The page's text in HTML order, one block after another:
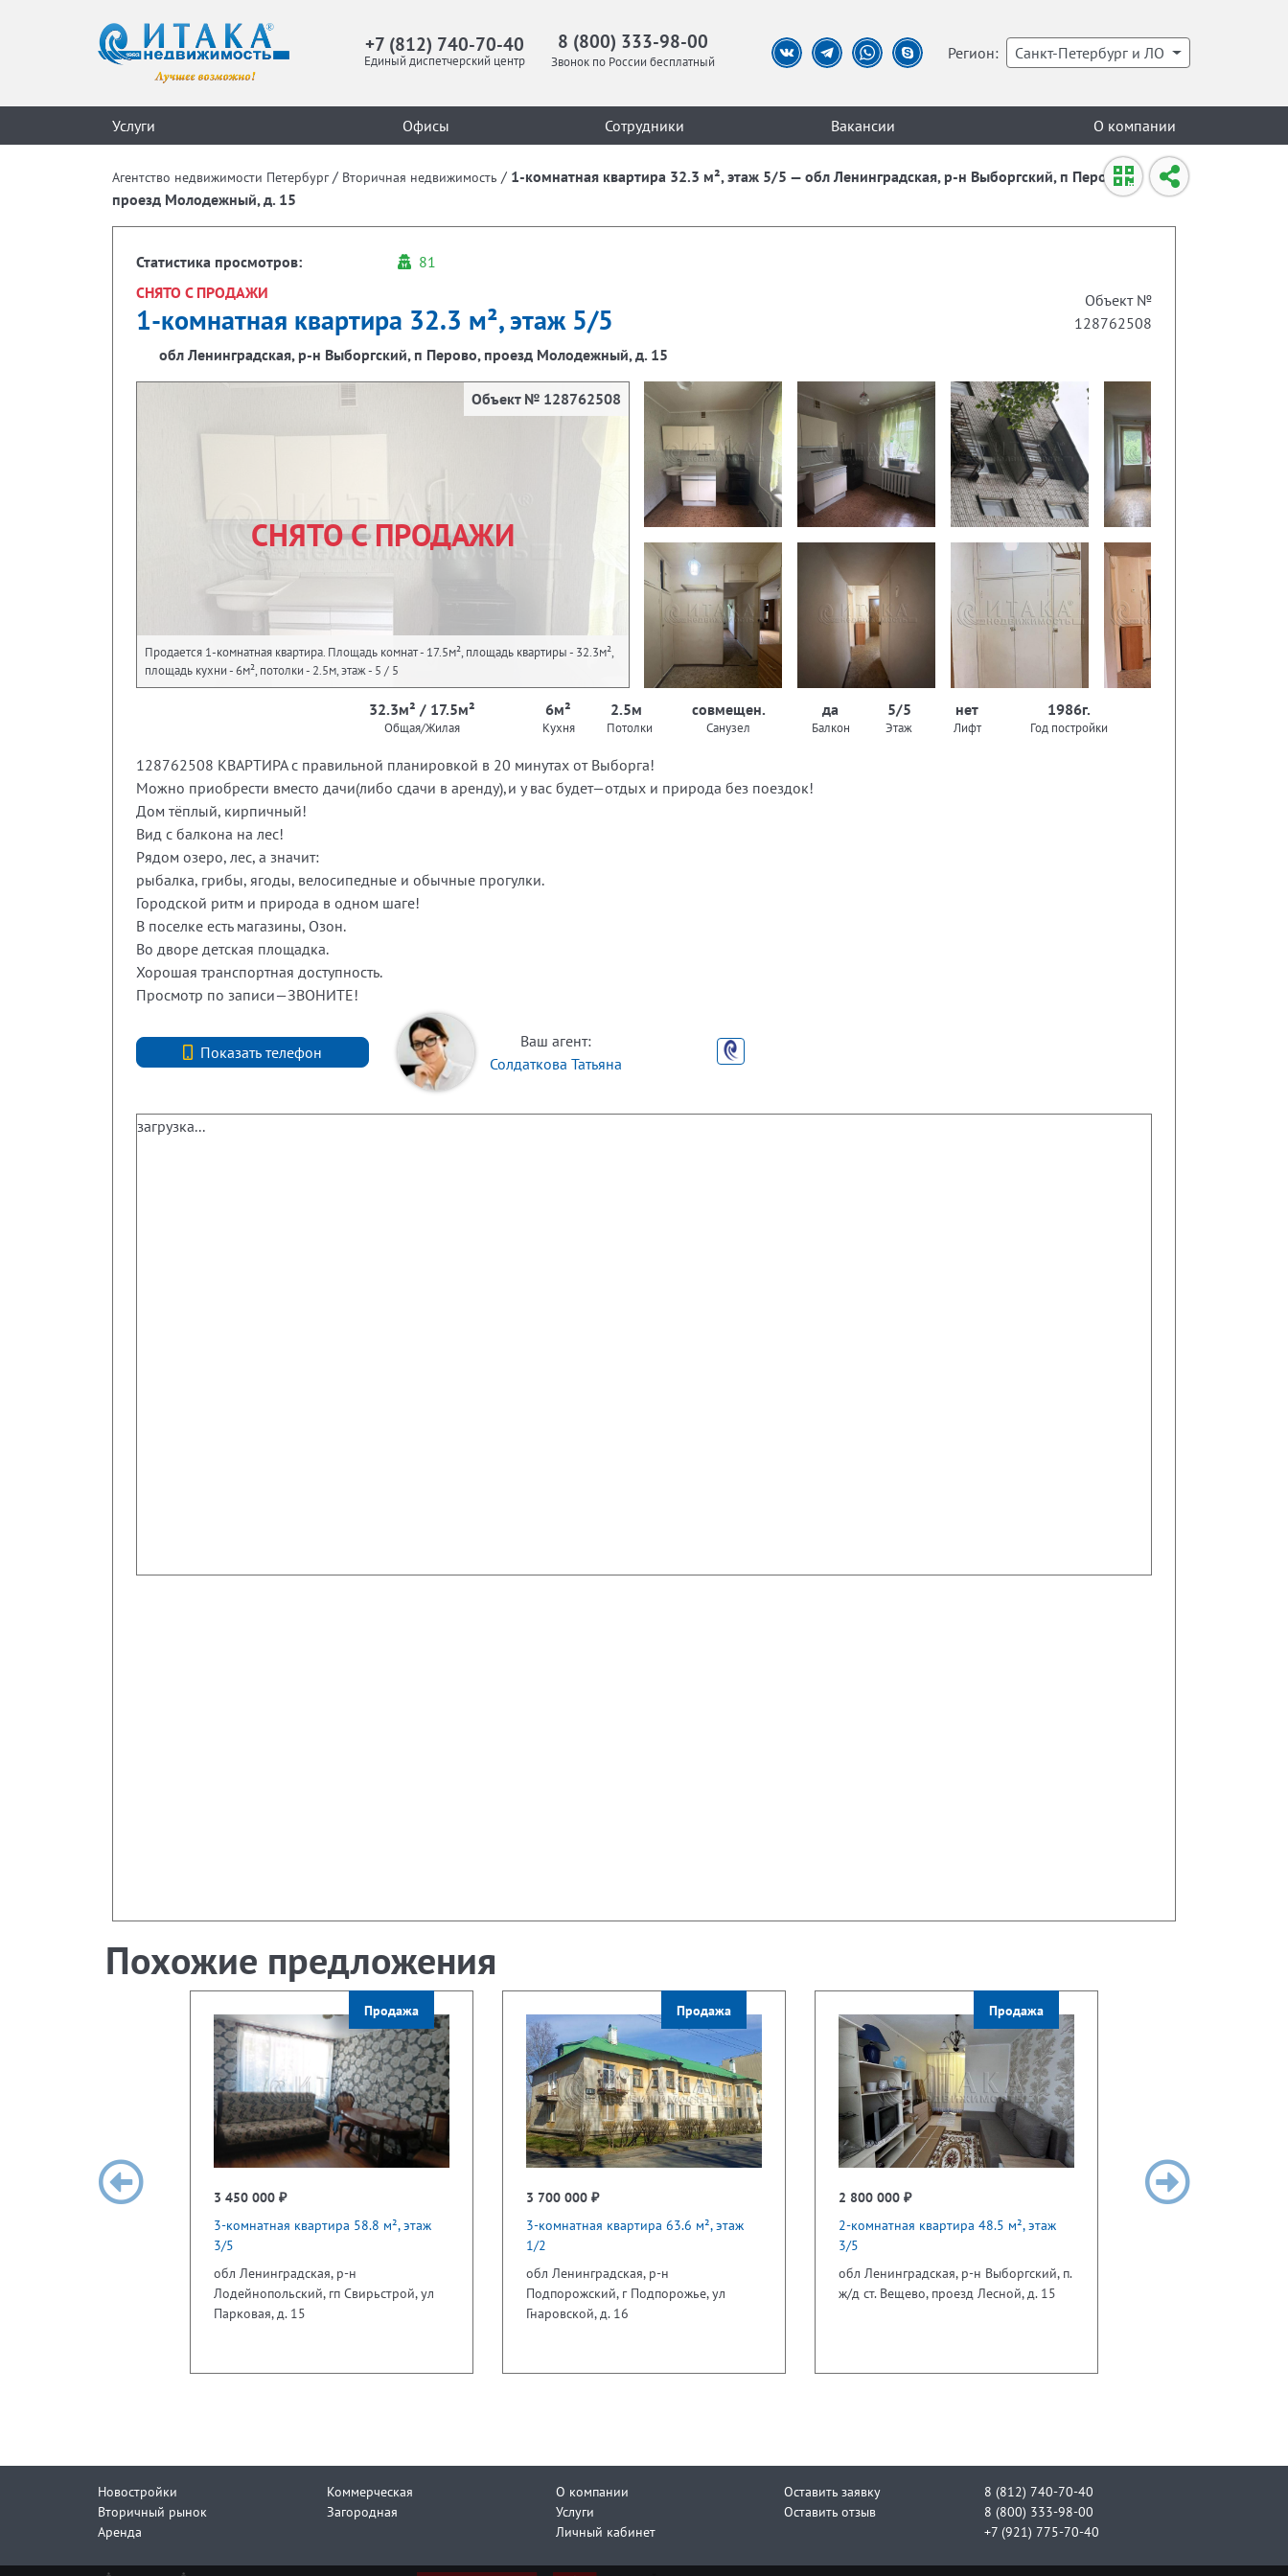
+7 (812) 740-70-40
Единый диспетчерский центр
8 (800) 333-98-00
Звонок по России бесплатный Регион: Санкт-Петербург и ЛО
Услуги Офисы Сотрудники Вакансии О компании
Агентство недвижимости Петербург / Вторичная недвижимость / 1-комнатная квартира 32.3 м², этаж 5/5 — обл Ленинградская, р-н Выборгский, п Перово,
проезд Молодежный, д. 15
Статистика просмотров:
81
СНЯТО С ПРОДАЖИ
1-комнатная квартира 32.3 м², этаж 5/5
Объект №
128762508
обл Ленинградская, р-н Выборгский, п Перово, проезд Молодежный, д. 15
СНЯТО С ПРОДАЖИ
Объект № 128762508
Продается 1-комнатная квартира. Площадь комнат - 17.5м², площадь квартиры - 32.3м²,
площадь кухни - 6м², потолки - 2.5м, этаж - 5 / 5
32.3м² / 17.5м²
Общая/Жилая
6м²
Кухня
2.5м
Потолки
совмещен.
Санузел
да
Балкон
5/5
Этаж
нет
Лифт
1986г.
Год постройки
128762508 КВАРТИРА с правильной планировкой в 20 минутах от Выборга!
Можно приобрести вместо дачи(либо сдачи в аренду),и у вас будет—отдых и природа без поездок!
Дом тёплый, кирпичный!
Вид с балкона на лес!
Рядом озеро, лес, а значит:
рыбалка, грибы, ягоды, велосипедные и обычные прогулки.
Городской ритм и природа в одном шаге!
В поселке есть магазины, Озон.
Во дворе детская площадка.
Хорошая транспортная доступность.
Просмотр по записи—ЗВОНИТЕ!
Показать телефон
+7 (812) 740-70-40
Ваш агент:
Солдаткова Татьяна
загрузка...
Похожие предложения
Продажа
3 450 000 ₽
3-комнатная квартира 58.8 м², этаж
3/5
обл Ленинградская, р-н
Лодейнопольский, гп Свирьстрой, ул
Парковая, д. 15
Продажа
3 700 000 ₽
3-комнатная квартира 63.6 м², этаж
1/2
обл Ленинградская, р-н
Подпорожский, г Подпорожье, ул
Гнаровской, д. 16
Продажа
2 800 000 ₽
2-комнатная квартира 48.5 м², этаж
3/5
обл Ленинградская, р-н Выборгский, п.
ж/д ст. Вещево, проезд Лесной, д. 15
Новостройки
Вторичный рынок
Аренда
Коммерческая
Загородная
О компании
Услуги
Личный кабинет
Оставить заявку
Оставить отзыв
8 (812) 740-70-40
8 (800) 333-98-00
+7 (921) 775-70-40